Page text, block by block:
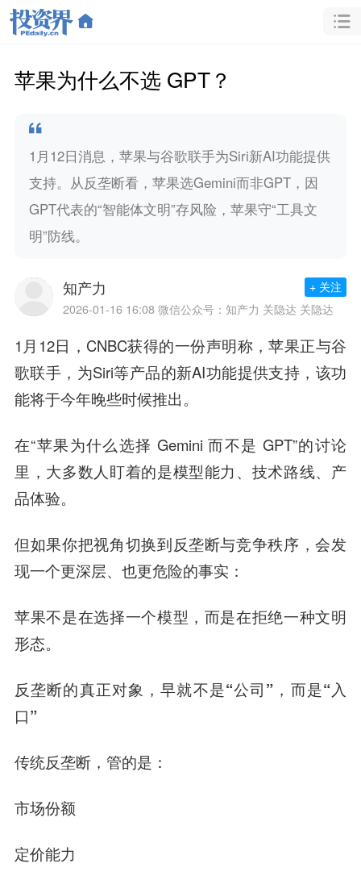
苹果为什么不选 GPT？
1月12日消息，苹果与谷歌联手为Siri新AI功能提供
支持。从反垄断看，苹果选Gemini而非GPT，因
GPT代表的“智能体文明”存风险，苹果守“工具文
明”防线。
知产力
2026-01-16 16:08 微信公众号：知产力 关隐达 关隐达
+ 关注
1月12日，CNBC获得的一份声明称，苹果正与谷
歌联手，为Siri等产品的新AI功能提供支持，该功
能将于今年晚些时候推出。
在“苹果为什么选择 Gemini 而不是 GPT”的讨论
里，大多数人盯着的是模型能力、技术路线、产
品体验。
但如果你把视角切换到反垄断与竞争秩序 ，会发
现一个更深层、也更危险的事实：
苹果不是在选择一个模型，而是在拒绝一种文明
形态。
反垄断的真正对象，早就不是“公司”，而是“入
口”
传统反垄断，管的是：
市场份额
定价能力